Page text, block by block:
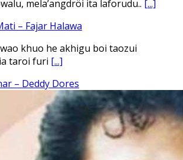
mbawa ba desa’aUhalo ube’e
bangaimo Ena’o
Ciptaan Fajar Halawa Vocal Rendi Gulo